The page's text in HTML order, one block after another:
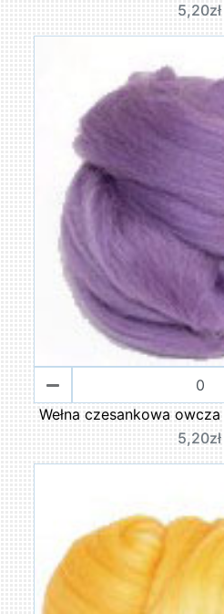
5,20zł
Wełna czesankowa
5,20zł